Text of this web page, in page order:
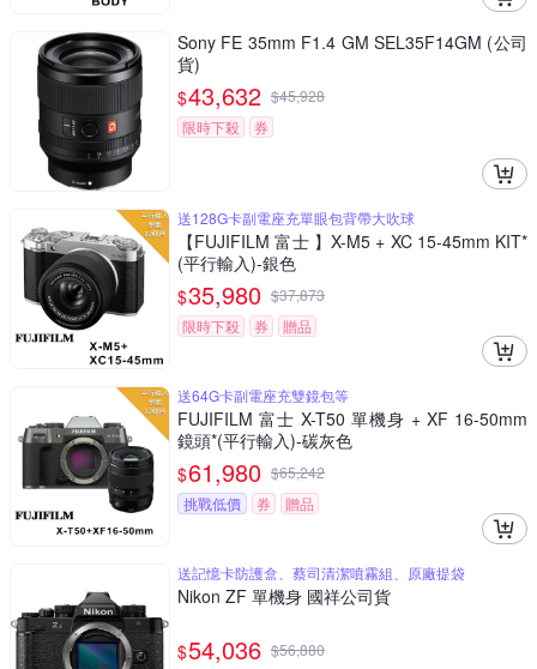
Sony FE 35mm F1.4 GM SEL35F14GM (公司
貨)
$43,632 $45,928
限時下殺
券
送128G卡副電座充單眼包背帶大吹球
【FUJIFILM 富士 】X-M5 + XC 15-45mm KIT*
(平行輸入)-銀色
$35,980 $37,873
限時下殺
券 贈品
送64G卡副電座充雙鏡包等
FUJIFILM 富士 X-T50 單機身 + XF 16-50mm
鏡頭*(平行輸入)-碳灰色
$61,980 $65,242
挑戰低價
券 贈品
送記憶卡防護盒、蔡司清潔噴霧組、原廠提袋
Nikon ZF 單機身 國祥公司貨
$54,036 $56,880